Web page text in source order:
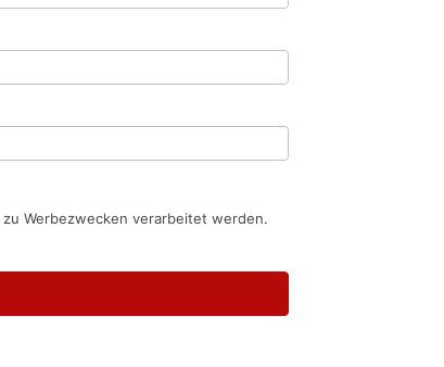
Werbezwecken verarbeitet werden.